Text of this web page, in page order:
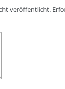
veröffentlicht.